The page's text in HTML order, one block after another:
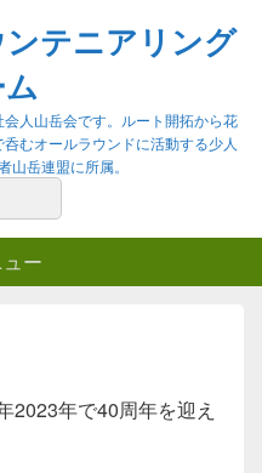
テニアリング
人山岳会です。ルート開拓から花
むオールラウンドに活動する少人
山岳連盟に所属。
ュー
年で40周年を迎え